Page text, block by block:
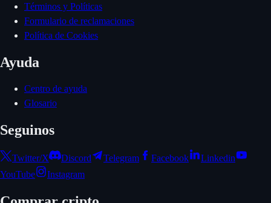
Términos y Políticas
Formulario de reclamaciones
Política de Cookies
Ayuda
Centro de ayuda
Glosario
Seguinos
Twitter/X Discord Telegram Facebook
Linkedin
YouTube
Instagram